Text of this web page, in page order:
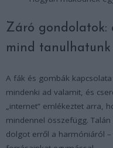
Záró gondolatok:
mind tanulhatunk
A fák és gombák
mindenki ad valamit, és
„internet” emlékeztet arra,
mindennel összefügg.
dolgot erről a harmóniáról